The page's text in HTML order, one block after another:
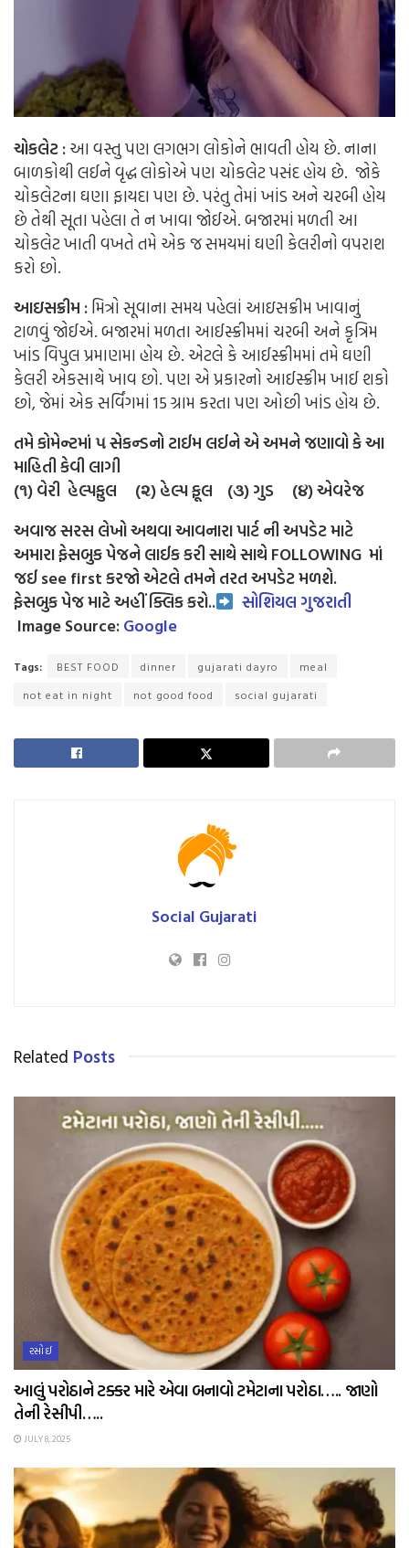
ચોકલેટ :આ વસ્તુ પણ લગભગ લોકોને ભાવતી હોય છે. નાના
બાળકોથી લઈને વૃદ્ધ લોકોએ પણ ચોકલેટ પસંદ હોય છે. જોકે
ચોકલેટના ઘણા ફાયદા પણ છે. પરંતુ તેમાં ખાંડ અને ચરબી હોય
છે તેથી સૂતા પહેલા તે ન ખાવા જોઈએ. બજારમાં મળતી આ
ચોકલેટ ખાતી વખતે તમે એક જ સમયમાં ઘણી કેલરીનો વપરાશ
કરો છો.
આઇસક્રીમ :મિત્રો સૂવાના સમય પહેલાં આઇસક્રીમ ખાવાનું
ટાળવું જોઈએ. બજારમાં મળતા આઈસ્ક્રીમમાં ચરબી અને કૃત્રિમ
ખાંડ વિપુલ પ્રમાણમા હોય છે. એટલે કે આઈસ્ક્રીમમાં તમે ઘણી
કેલરી એકસાથે ખાવ છો. પણ એ પ્રકારનો આઈસ્ક્રીમ ખાઈ શકો
છો, જેમાં એક સર્વિંગમાં 15 ગ્રામ કરતા પણ ઓછી ખાંડ હોય છે.
તમે કોમેન્ટમાં ૫ સેકન્ડનો ટાઈમ લઈને એ અમને જણાવો કે આ
માહિતી કેવી લાગી
(૧) વેરી હેલ્પફુલ (૨) હેલ્પ ફૂલ (૩) ગુડ (૪) એવરેજ
અવાજ સરસ લેખો અથવા આવનારા પાર્ટ ની અપડેટ માટે
અમારા ફેસબુક પેજને લાઈક કરી સાથે સાથે FOLLOWING માં
જઈ see first કરજો એટલે તમને તરત અપડેટ મળશે.
ફેસબુક પેજ માટે અહીં ક્લિક કરો..
સોશિયલ ગુજરાતી
Image Source:Google
Tags: BEST FOOD dinner gujarati dayro
meal
not eat in night
not good food social gujarati
Social Gujarati
Related Posts
રસોઈ
આલું પરોઠાને ટક્કર મારે એવા બનાવો ટમેટાના પરોઠા….. જાણો
તેની રેસીપી…..
JULY 8, 2025